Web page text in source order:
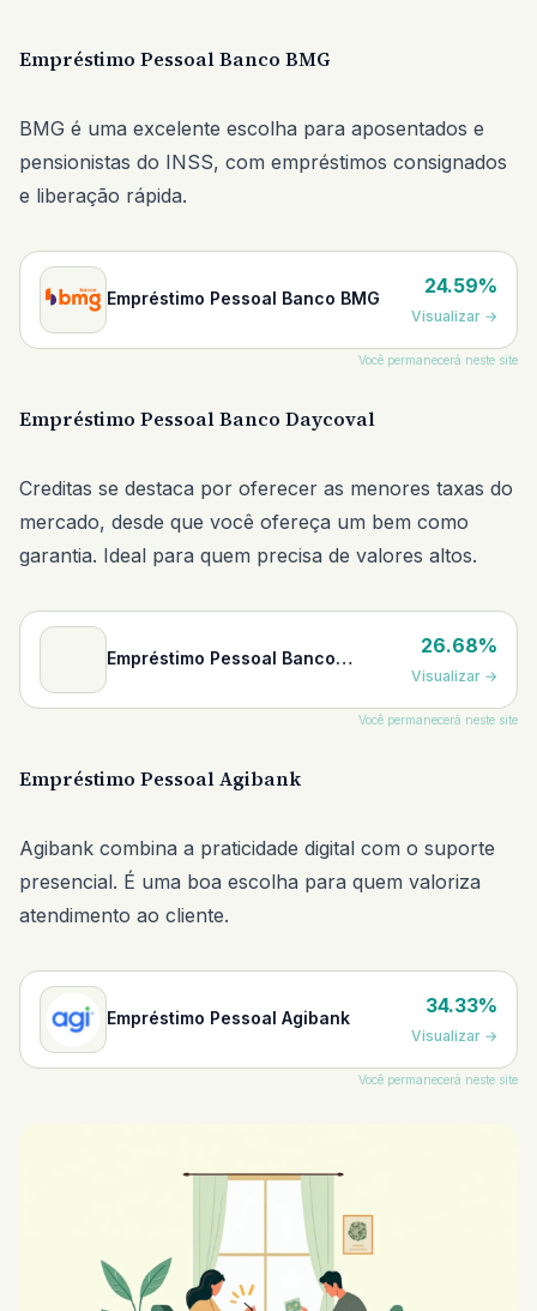
Empréstimo Pessoal Banco BMG
BMG é uma excelente escolha para aposentados e
pensionistas do INSS, com empréstimos consignados
e liberação rápida.
Empréstimo Pessoal Banco BMG 24.59%
Visualizar →
Você permanecerá neste site
Empréstimo Pessoal Banco Daycoval
Creditas se destaca por oferecer as menores taxas do
mercado, desde que você ofereça um bem como
garantia. Ideal para quem precisa de valores altos.
Empréstimo Pessoal Banco
26.68%
Visualizar →
Você permanecerá neste site
Empréstimo Pessoal Agibank
Agibank combina a praticidade digital com o suporte
presencial. É uma boa escolha para quem valoriza
atendimento ao cliente.
Empréstimo Pessoal Agibank 34.33%
Visualizar →
Você permanecerá neste site